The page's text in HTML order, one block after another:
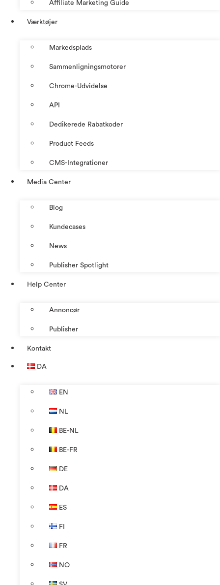
Affiliate Marketing Guide
Værktøjer
Markedsplads
Sammenligningsmotorer
Chrome-Udvidelse
API
Dedikerede Rabatkoder
Product Feeds
CMS-Integrationer
Media Center
Blog
Kundecases
News
Publisher Spotlight
Help Center
Annoncør
Publisher
Kontakt
DA
EN
NL
BE-NL
BE-FR
DE
DA
ES
FI
FR
NO